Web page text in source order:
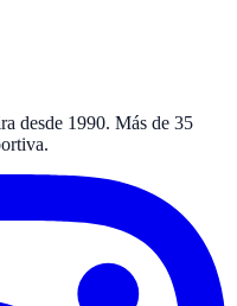
desde 1990. Más de 35